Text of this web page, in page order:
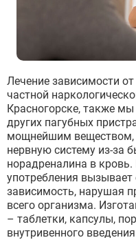
Лечение зависимости
частной
Красногорске, также
других пагубных
мощнейшим
нервную систему из-за
норадреналина в
употребления
зависимость, нарушая
всего организма.
– таблетки, капсулы,
внутривенного